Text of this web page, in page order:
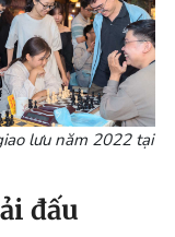
lưu năm 2022 tại
đấu